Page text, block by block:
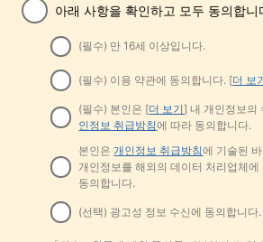
5
Ins Niche 올드 머니 스타일 미니멀리
스트 영국식 전기 도금 실버 엣지 풀
커버리지 휴대폰 케이스, 아이폰 16 프
로 맥스, 애플 17 프로 맥스, 1/3/12/11,
#1 TOP 3위
에서 아이폰 11 프로 맥스 패션 폰 케이스
600+ 판매됨
DAZY 여
류 여성 코
2.2k+ 명 "
2.2k+ 명 "
2.2k+ 명 "
#1 TOP 3위
2.2k+ 명 "
1.1k+ 판매
10,611
아래 사항을 확인하고 모두 동의합니
(필수) 만 16세 이상입니다.
(필수) 이용 약관에 동의합니다. [더 보
(필수) 본인은 [더 보기] 내 개인정보의
인정보 취급방침에 따라 동의합니다.
본인은 개인정보 취급방침에 기술된
개인정보를 해외의 데이터 처리업체
동의합니다.
(선택) 광고성 정보 수신에 동의합니다